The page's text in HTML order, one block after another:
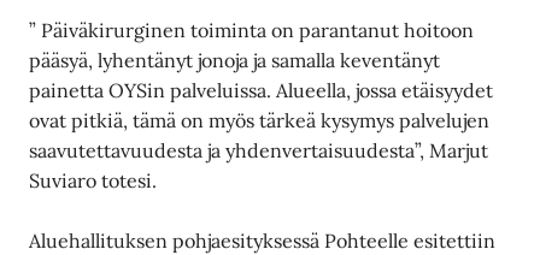
” Päiväkirurginen toiminta on parantanut hoitoon
pääsyä, lyhentänyt jonoja ja samalla keventänyt
painetta OYSin palveluissa. Alueella, jossa etäisyydet
ovat pitkiä, tämä on myös tärkeä kysymys palvelujen
saavutettavuudesta ja yhdenvertaisuudesta”, Marjut
Suviaro totesi.
Aluehallituksen pohjaesityksessä Pohteelle esitettiin